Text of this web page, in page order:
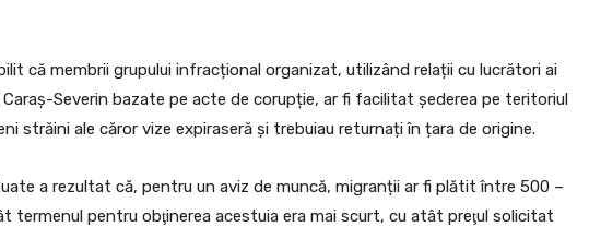
că membrii grupului infracțional organizat, utilizând relații cu lucrători ai
Caraș-Severin bazate pe acte de corupție, ar fi facilitat șederea pe teritoriul
străini ale căror vize expiraseră și trebuiau returnați în țara de origine.
a rezultat că, pentru un aviz de muncă, migranții ar fi plătit între 500 –
termenul pentru obţinerea acestuia era mai scurt, cu atât preţul solicitat